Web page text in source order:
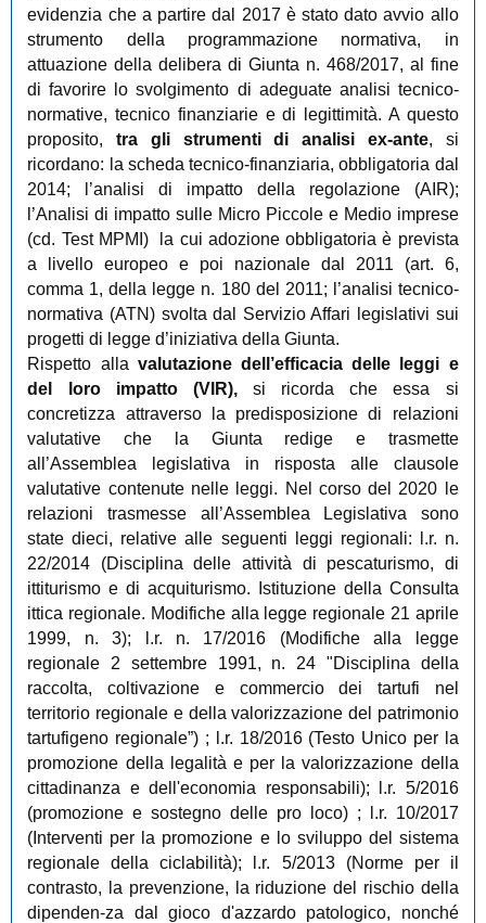
evidenzia che a partire dal 2017 è stato dato avvio allo
strumento della programmazione normativa, in
attuazione della delibera di Giunta n. 468/2017, al fine
di favorire lo svolgimento di adeguate analisi tecnico-
normative, tecnico finanziarie e di legittimità. A questo
proposito,tra gli strumenti di analisi ex-ante, si
ricordano: la scheda tecnico-finanziaria, obbligatoria dal
2014; l’analisi di impatto della regolazione (AIR);
l’Analisi di impatto sulle Micro Piccole e Medio imprese
(cd. Test MPMI) la cui adozione obbligatoria è prevista
a livello europeo e poi nazionale dal 2011 (art. 6,
comma 1, della legge n. 180 del 2011; l’analisi tecnico-
normativa (ATN) svolta dal Servizio Affari legislativi sui
progetti di legge d’iniziativa della Giunta.
Rispetto alla valutazione dell’efficacia delle leggi e
del loro impatto (VIR),si ricorda che essa si
concretizza attraverso la predisposizione di relazioni
valutative che la Giunta redige e trasmette
all’Assemblea legislativa in risposta alle clausole
valutative contenute nelle leggi. Nel corso del 2020 le
relazioni trasmesse all’Assemblea Legislativa sono
state dieci, relative alle seguenti leggi regionali: l.r. n.
22/2014 (Disciplina delle attività di pescaturismo, di
ittiturismo e di acquiturismo. Istituzione della Consulta
ittica regionale. Modifiche alla legge regionale 21 aprile
1999, n. 3); l.r. n. 17/2016 (Modifiche alla legge
regionale 2 settembre 1991, n. 24 "Disciplina della
raccolta, coltivazione e commercio dei tartufi nel
territorio regionale e della valorizzazione del patrimonio
tartufigeno regionale”) ; l.r. 18/2016 (Testo Unico per la
promozione della legalità e per la valorizzazione della
cittadinanza e dell'economia responsabili); l.r. 5/2016
(promozione e sostegno delle pro loco) ; l.r. 10/2017
(Interventi per la promozione e lo sviluppo del sistema
regionale della ciclabilità); l.r. 5/2013 (Norme per il
contrasto, la prevenzione, la riduzione del rischio della
dipenden-za dal gioco d'azzardo patologico, nonché